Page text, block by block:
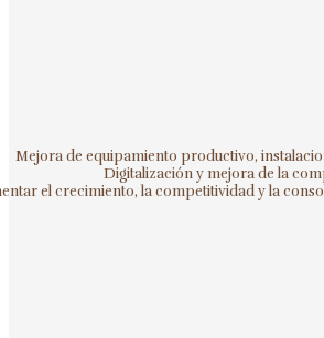
Mejora de equipamiento productivo,
Digitalización y mejora de la
el crecimiento, la competitividad y la